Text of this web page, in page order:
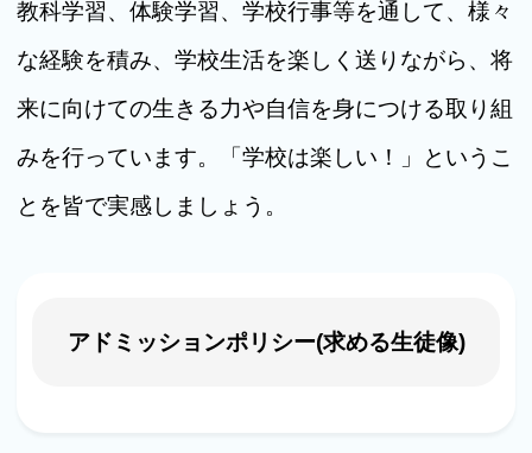
教科学習、体験学習、学校行事等を通して、様々
な経験を積み、学校生活を楽しく送りながら、将
来に向けての生きる力や自信を身につける取り組
みを行っています。「学校は楽しい！」というこ
とを皆で実感しましょう。
アドミッションポリシー(求める生徒像)